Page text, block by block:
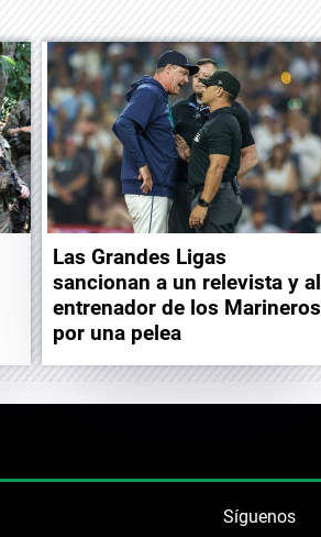
Las Grandes Ligas
sancionan a un relevista y al
entrenador de los Marineros
por una pelea
Síguenos